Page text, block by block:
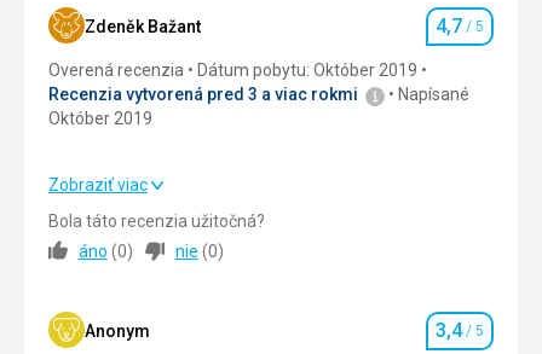
Šport
sjezdovky přeplněny, vleky rychlé s minimálními frontami
Táto recenzia bola preložená automaticky pomocou
Google Translate
Okolie 5,0/ 5
Služby 5,0
Strava
Strava byla vyborna obedy ala card byl vyborny vyber
Táto recenzia bola preložená automaticky pomocou
Zdeněk Bažant Hodnotenie
4,7 / 5
Overená recenzia
Dátum pobytu: Október 2019
Recenzia vytvorená pred 3 a viac rokmi
Napísané
Október 2019
Strava
Ubytovanie
Zobraziť viac
Bola táto recenzia užitočná?
áno (0) nie (0)
Anonym Hodnotenie
3,4/ 5